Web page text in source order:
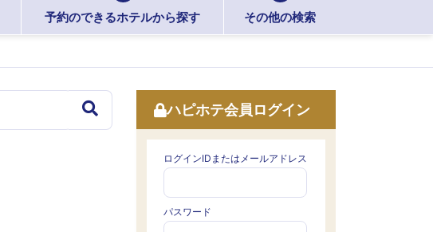
予約のできるホテルから探す その他の検索
ハピホテ会員ログイン
ログインIDまたはメールアドレス
パスワード